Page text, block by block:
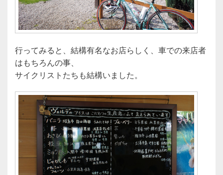
行ってみると、結構有名なお店らしく、車での来店者
はもちろんの事、
サイクリストたちも結構いました。